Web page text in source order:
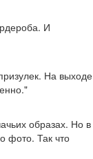
И
На выходе
образах. Но в
фото. Так что